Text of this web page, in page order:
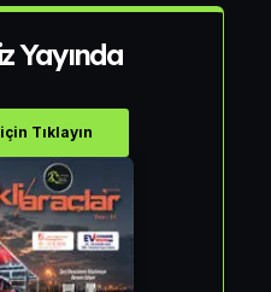
Yayında
Tıklayın